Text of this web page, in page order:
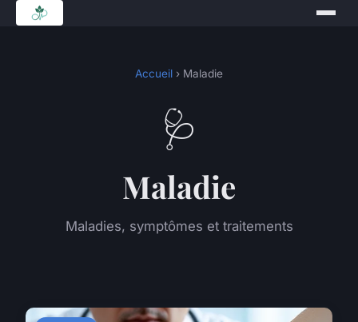
Accueil › Maladie
🩺
Maladie
Maladies, symptômes et traitements